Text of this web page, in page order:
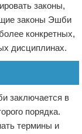
законы,
законы Эшби
конкретных,
дисциплинах.
заключается в
порядка.
термины и